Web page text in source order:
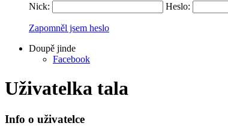
Nick: Heslo:
Zapomněl jsem heslo
Doupě jinde
Facebook
Uživatelka tala
Info o uživatelce